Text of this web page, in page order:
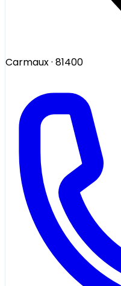
Carmaux· 81400